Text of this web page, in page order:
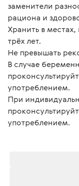
заменители
рациона и
Хранить в
трёх лет.
Не превышать
В случае
употреблением.
При
употреблением.